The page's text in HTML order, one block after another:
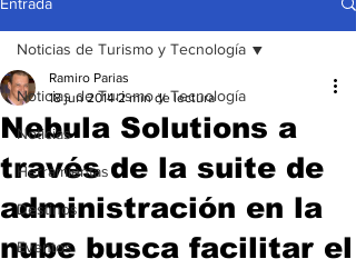
Noticias de Turismo y Tecnología
Noticias
Herramientas
Destinos
Eventos
Noticias de Turismo y Tecnología
Nebula Solutions a
través de la suite de
administración en la
nube busca facilitar el
Ramiro Parias
18 jun 2014 2 min de lectura